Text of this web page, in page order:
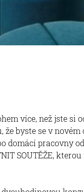
více, než jste si
že byste se v
domácí pracovny
SOUTĚŽE,